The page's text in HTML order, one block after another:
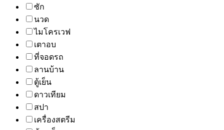
ซัก
นวด
ไมโครเวฟ
เตาอบ
ที่จอดรถ
ลานบ้าน
ตู้เย็น
ดาวเทียม
สปา
เครื่องสตรีม